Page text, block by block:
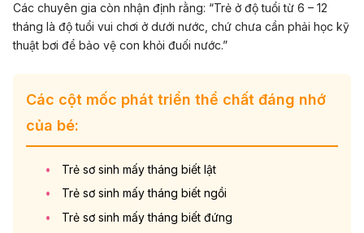
Các chuyên gia còn nhận định rằng: “Trẻ ở độ tuổi từ 6 – 12
tháng là độ tuổi vui chơi ở dưới nước, chứ chưa cần phải học kỹ
thuật bơi để bảo vệ con khỏi đuối nước.”
Các cột mốc phát triển thể chất đáng nhớ
của bé:
Trẻ sơ sinh mấy tháng biết lật
Trẻ sơ sinh mấy tháng biết ngồi
Trẻ sơ sinh mấy tháng biết đứng